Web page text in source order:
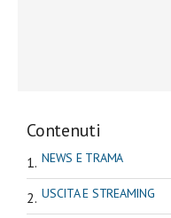
Contenuti
NEWS E TRAMA
USCITA E STREAMING